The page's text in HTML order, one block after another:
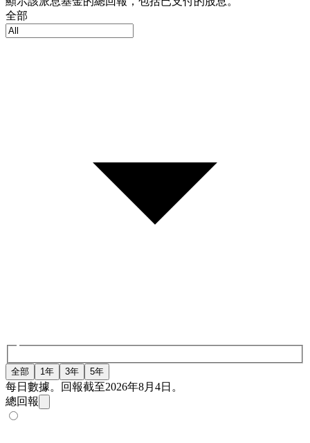
全部
全部 1年 3年 5年
每日數據。回報截至2026年8月4日。
總回報